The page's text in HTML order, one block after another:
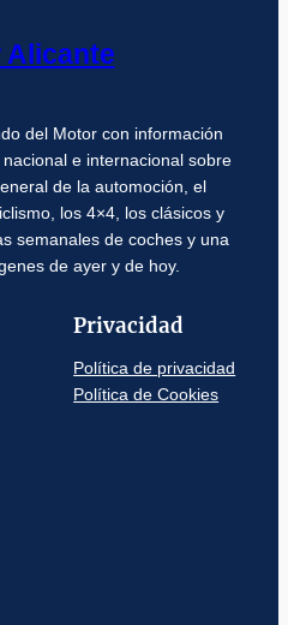
Alicante
del Motor con información
e internacional sobre
de la automoción, el
los 4×4, los clásicos y
semanales de coches y una
de ayer y de hoy.
Privacidad
Política de privacidad
Política de Cookies